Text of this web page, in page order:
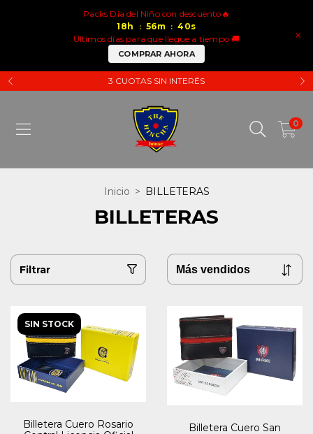
×
Packs Dia del Niño con descuento🔥
18 h : 56m : 39s
Últimos días para que llegue a tiempo 🚚
COMPRAR AHORA
3 CUOTAS SIN INTERÉS
0
Inicio > BILLETERAS
BILLETERAS
Filtrar
SIN STOCK
Billetera Cuero Rosario
Billetera Cuero San